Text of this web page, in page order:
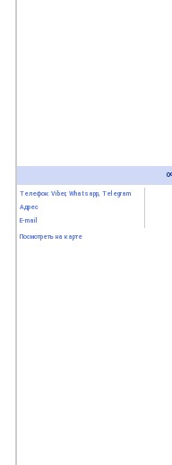
Телефон: Viber, Whatsapp, Telegram
Адрес
E-mail
Посмотреть на карте